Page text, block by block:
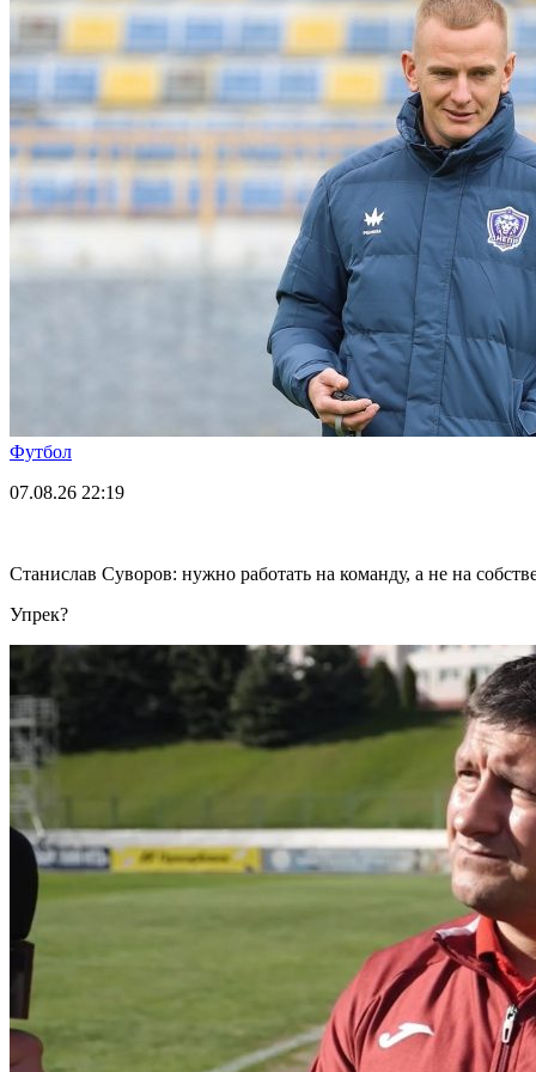
Футбол
07.08.26 22:19
Станислав Суворов: нужно работать на команду, а не на
Упрек?